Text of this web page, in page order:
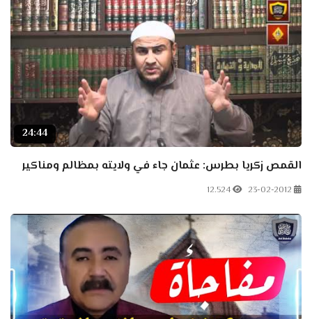
24:44
القمص زكريا بطرس: عثمان جاء في ولايته بمظالم ومناكير
23-02-2012
12.524